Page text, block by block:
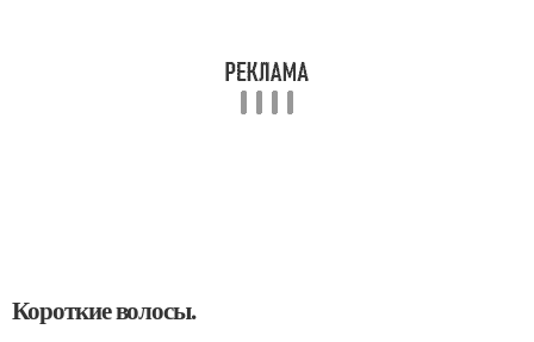
Короткие волосы.